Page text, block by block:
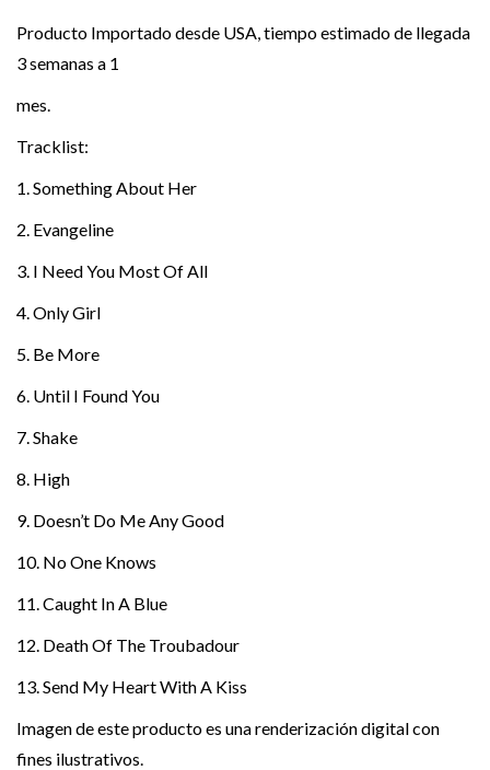
Producto Importado desde USA, tiempo estimado de llegada
3 semanas a 1
mes.
Tracklist:
1. Something About Her
2. Evangeline
3. I Need You Most Of All
4. Only Girl
5. Be More
6. Until I Found You
7. Shake
8. High
9. Doesn’t Do Me Any Good
10. No One Knows
11. Caught In A Blue
12. Death Of The Troubadour
13. Send My Heart With A Kiss
Imagen de este producto es una renderización digital con
fines ilustrativos.